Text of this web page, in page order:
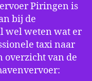
Piringen is
bij de
wel weten wat er
taxi naar
overzicht van de